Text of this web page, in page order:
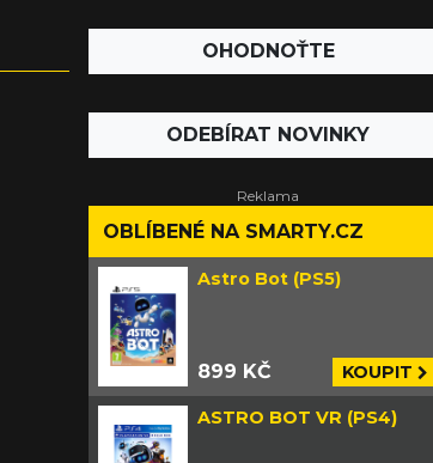
OHODNOŤTE
ODEBÍRAT NOVINKY
OBLÍBENÉ NA SMARTY.CZ
Astro Bot (PS5)
899 KČ KOUPIT
ASTRO BOT VR (PS4)